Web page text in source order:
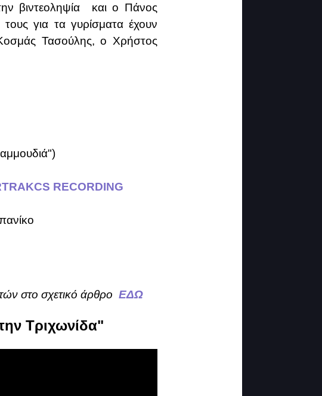
βιντεοληψία καιο Πάνος
για τα γυρίσματα έχουν
Τασούλης, ο Χρήστος
RECORDING
στο σχετικό άρθρο ΕΔΩ
Τριχωνίδα"